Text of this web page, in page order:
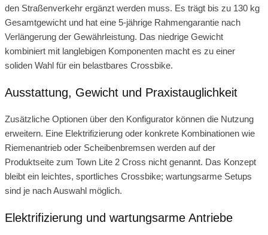
den Straßenverkehr ergänzt werden muss. Es trägt bis zu 130 kg
Gesamtgewicht und hat eine 5-jährige Rahmengarantie nach
Verlängerung der Gewährleistung. Das niedrige Gewicht
kombiniert mit langlebigen Komponenten macht es zu einer
soliden Wahl für ein belastbares Crossbike.
Ausstattung, Gewicht und Praxistauglichkeit
Zusätzliche Optionen über den Konfigurator können die Nutzung
erweitern. Eine Elektrifizierung oder konkrete Kombinationen wie
Riemenantrieb oder Scheibenbremsen werden auf der
Produktseite zum Town Lite 2 Cross nicht genannt. Das Konzept
bleibt ein leichtes, sportliches Crossbike; wartungsarme Setups
sind je nach Auswahl möglich.
Elektrifizierung und wartungsarme Antriebe